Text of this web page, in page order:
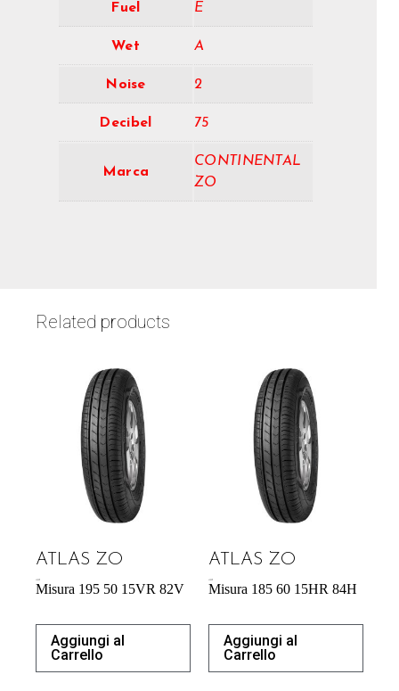
Fuel E
Wet A
Noise 2
Decibel 75
Marca
CONTINENTAL
ZO
Related products
ATLAS ZO
Misura 195 50 15VR 82V
Aggiungi al
Carrello
ATLAS ZO
Misura 185 60 15HR 84H
Aggiungi al
Carrello